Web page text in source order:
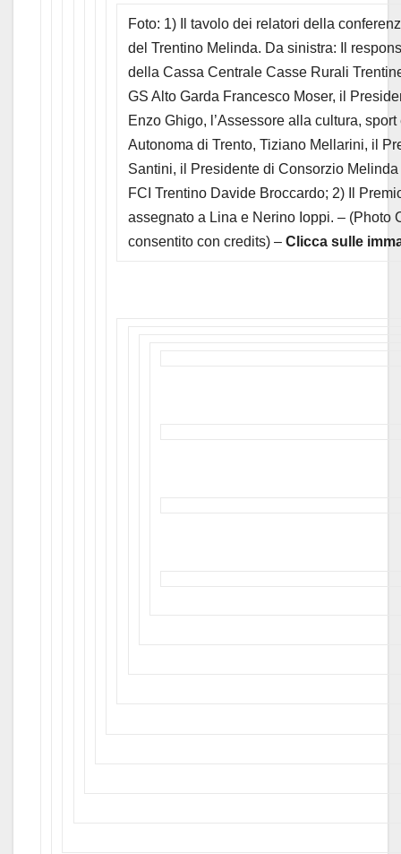
Foto: 1) Il tavolo dei relatori della
del Trentino Melinda. Da sinistra: Il
della Cassa Centrale Casse Rurali
GS Alto Garda Francesco Moser, il
Enzo Ghigo, l’Assessore alla cultura,
Autonoma di Trento, Tiziano Mellarini, il
Santini, il Presidente di Consorzio
FCI Trentino Davide Broccardo; 2) Il
assegnato a Lina e Nerino Ioppi. – (Photo
consentito con credits) – Clicca sulle